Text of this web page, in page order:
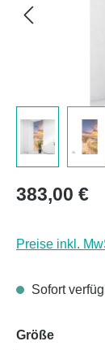
Regulärer Preis:
383,00 €
Preise inkl.
Sofort
Größe